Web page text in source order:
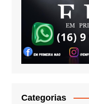
Categorias